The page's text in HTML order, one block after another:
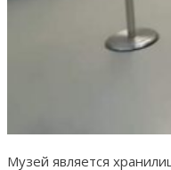
Музей является